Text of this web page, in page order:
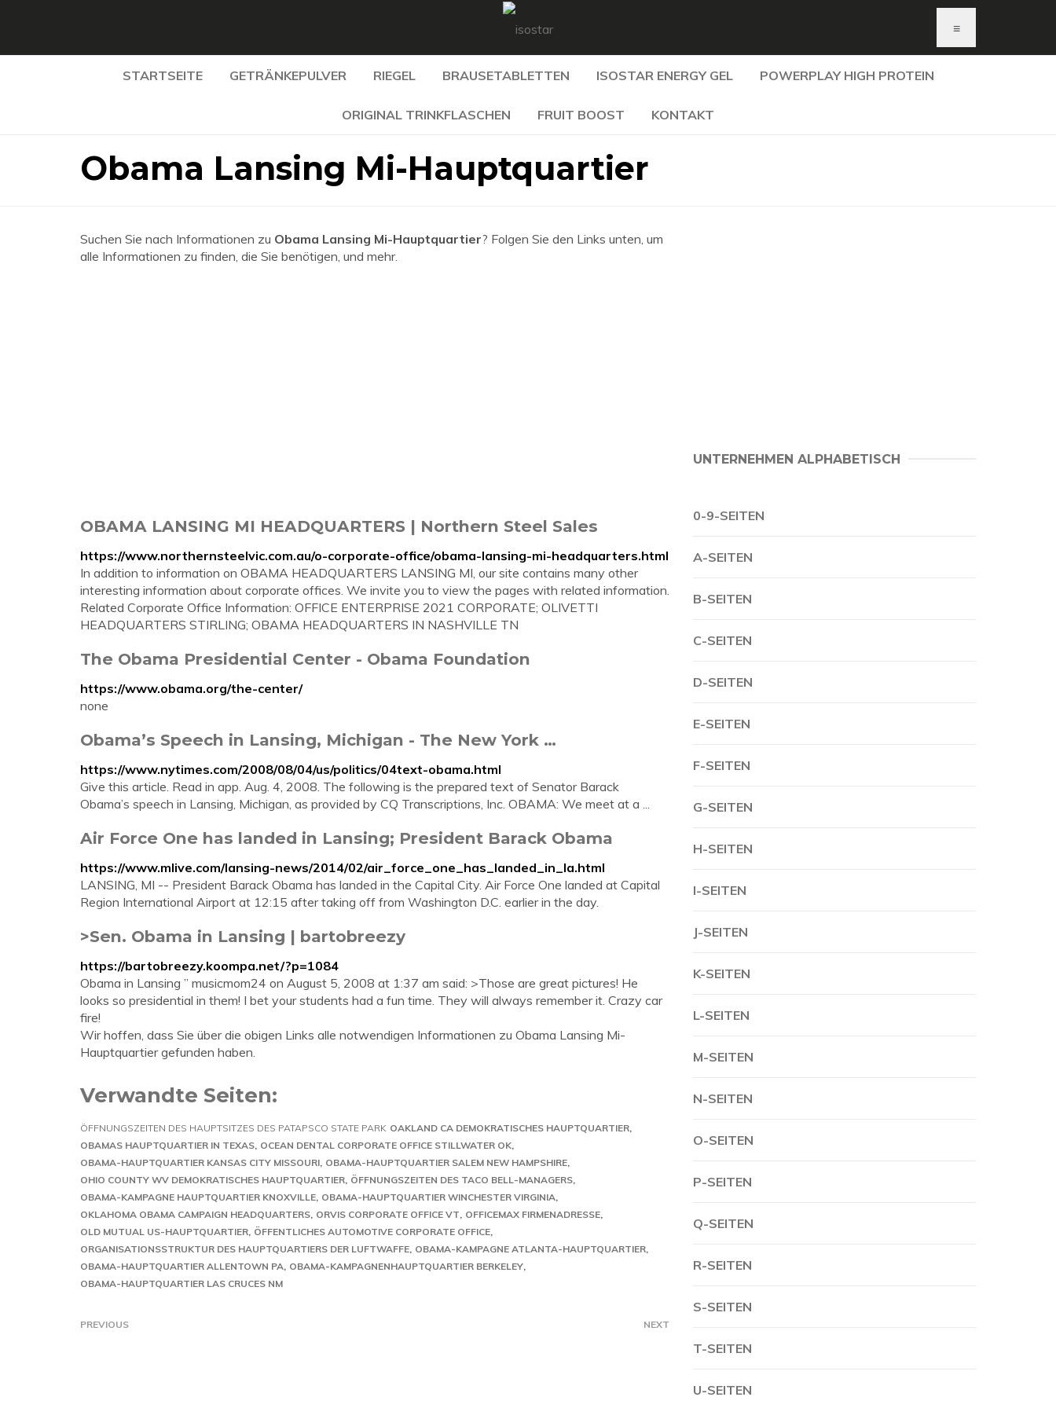
≡
STARTSEITE GETRÄNKEPULVER RIEGEL BRAUSETABLETTEN ISOSTAR ENERGY GEL POWERPLAY HIGH PROTEIN
ORIGINAL TRINKFLASCHEN FRUIT BOOST KONTAKT
Obama Lansing Mi-Hauptquartier
Suchen Sie nach Informationen zu Obama Lansing Mi-Hauptquartier? Folgen Sie den Links unten, um
alle Informationen zu finden, die Sie benötigen, und mehr.
OBAMA LANSING MI HEADQUARTERS | Northern Steel Sales
https://www.northernsteelvic.com.au/o-corporate-office/obama-lansing-mi-headquarters.html
In addition to information on OBAMA HEADQUARTERS LANSING MI, our site contains many other
interesting information about corporate offices. We invite you to view the pages with related information.
Related Corporate Office Information: OFFICE ENTERPRISE 2021 CORPORATE; OLIVETTI
HEADQUARTERS STIRLING; OBAMA HEADQUARTERS IN NASHVILLE TN
The Obama Presidential Center - Obama Foundation
https://www.obama.org/the-center/
none
Obama’s Speech in Lansing, Michigan - The New York …
https://www.nytimes.com/2008/08/04/us/politics/04text-obama.html
Give this article. Read in app. Aug. 4, 2008. The following is the prepared text of Senator Barack
Obama’s speech in Lansing, Michigan, as provided by CQ Transcriptions, Inc. OBAMA: We meet at a ...
Air Force One has landed in Lansing; President Barack Obama
https://www.mlive.com/lansing-news/2014/02/air_force_one_has_landed_in_la.html
LANSING, MI -- President Barack Obama has landed in the Capital City. Air Force One landed at Capital
Region International Airport at 12:15 after taking off from Washington D.C. earlier in the day.
>Sen. Obama in Lansing | bartobreezy
https://bartobreezy.koompa.net/?p=1084
Obama in Lansing ” musicmom24 on August 5, 2008 at 1:37 am said: >Those are great pictures! He
looks so presidential in them! I bet your students had a fun time. They will always remember it. Crazy car
fire!
Wir hoffen, dass Sie über die obigen Links alle notwendigen Informationen zu Obama Lansing Mi-
Hauptquartier gefunden haben.
Verwandte Seiten:
ÖFFNUNGSZEITEN DES HAUPTSITZES DES PATAPSCO STATE PARK OAKLAND CA DEMOKRATISCHES HAUPTQUARTIER
OBAMAS HAUPTQUARTIER IN TEXAS OCEAN DENTAL CORPORATE OFFICE STILLWATER OK
OBAMA-HAUPTQUARTIER KANSAS CITY MISSOURI OBAMA-HAUPTQUARTIER SALEM NEW HAMPSHIRE
OHIO COUNTY WV DEMOKRATISCHES HAUPTQUARTIER ÖFFNUNGSZEITEN DES TACO BELL-MANAGERS
OBAMA-KAMPAGNE HAUPTQUARTIER KNOXVILLE OBAMA-HAUPTQUARTIER WINCHESTER VIRGINIA
OKLAHOMA OBAMA CAMPAIGN HEADQUARTERS ORVIS CORPORATE OFFICE VT OFFICEMAX FIRMENADRESSE
OLD MUTUAL US-HAUPTQUARTIER ÖFFENTLICHES AUTOMOTIVE CORPORATE OFFICE
ORGANISATIONSSTRUKTUR DES HAUPTQUARTIERS DER LUFTWAFFE OBAMA-KAMPAGNE ATLANTA-HAUPTQUARTIER
OBAMA-HAUPTQUARTIER ALLENTOWN PA OBAMA-KAMPAGNENHAUPTQUARTIER BERKELEY
OBAMA-HAUPTQUARTIER LAS CRUCES NM
PREVIOUS NEXT
UNTERNEHMEN ALPHABETISCH
0-9-SEITEN
A-SEITEN
B-SEITEN
C-SEITEN
D-SEITEN
E-SEITEN
F-SEITEN
G-SEITEN
H-SEITEN
I-SEITEN
J-SEITEN
K-SEITEN
L-SEITEN
M-SEITEN
N-SEITEN
O-SEITEN
P-SEITEN
Q-SEITEN
R-SEITEN
S-SEITEN
T-SEITEN
U-SEITEN